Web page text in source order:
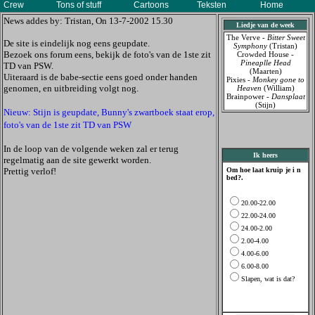
News addes by: Tristan, On 13-7-2002 15.30
De site is eindelijk nog eens geupdate.
Bezoek ons forum eens, bekijk de foto's van de 1ste zit
TD van PSW.
Uiteraard is de babe-sectie eens goed onder handen
genomen, en uitbreiding volgt nog.
Nieuw: Stijn is geupdate, Bunny's zwartboek staat erop,
foto's van de 1ste zit TD van PSW
In de loop van de volgende weken zal er terug
regelmatig aan de site gewerkt worden.
Prettig verlof!
Liedje van de week
The Verve - Bitter Sweet
Symphony (Tristan)
Crowded House -
Pineaplle Head
(Maarten)
Pixies - Monkey gone to
Heaven (William)
Brainpower - Dansplaat
(Stijn)
Ik heers
Om hoe laat kruip je i n
bed?.
20.00-22.00
22.00-24.00
24.00-2.00
2.00-4.00
4.00-6.00
6.00-8.00
Slapen, wat is dat?
Crew Tons of stuff Cartoons Teksten Home